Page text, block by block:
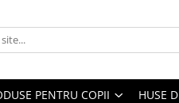
PENTRU COPII HUSE